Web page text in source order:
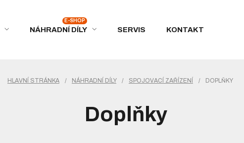
NÁHRADNÍ DÍLY SERVIS KONTAKT
HLAVNÍ STRÁNKA / NÁHRADNÍ DÍLY / SPOJOVACÍ ZAŘÍZENÍ / DOPLŇKY
Doplňky